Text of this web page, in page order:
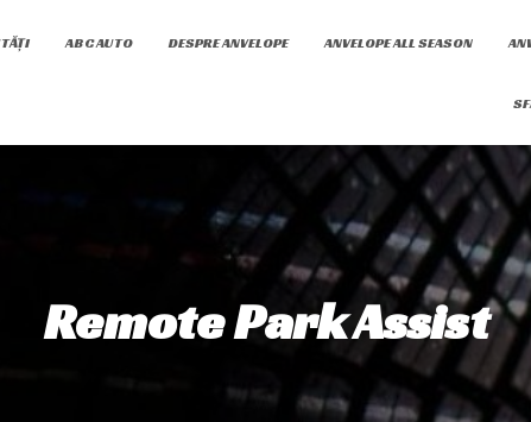
ABC AUTO DESPRE ANVELOPE ANVELOPE ALL SEASON
Remote Park Assist